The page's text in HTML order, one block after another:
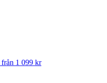
från 1 099 kr